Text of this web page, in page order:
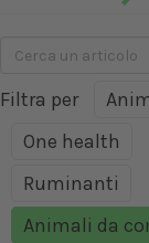
Filtra per
One health
Ruminanti
Animali da